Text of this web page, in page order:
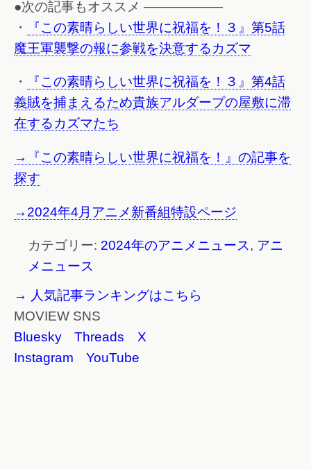
●次の記事もオススメ ——————
・
『この素晴らしい世界に祝福を！３』第5話
魔王軍襲撃の報に参戦を決意するカズマ
・
『この素晴らしい世界に祝福を！３』第4話
義賊を捕まえるため貴族アルダープの屋敷に滞
在するカズマたち
→『この素晴らしい世界に祝福を！』の記事を
探す
→2024年4月アニメ新番組特設ページ
カテゴリー: 2024年のアニメニュース, アニ
メニュース
→ 人気記事ランキングはこちら
MOVIEW SNS
Bluesky
Threads
X
Instagram
YouTube